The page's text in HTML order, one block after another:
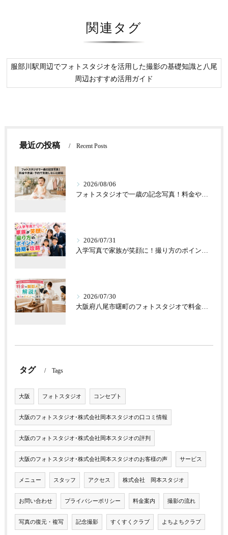
関連タグ
服部川駅周辺でフォトスタジオを活用した撮影の基礎知識と八尾
周辺おすすめ活用ガイド
最近の投稿 Recent Posts
2026/08/06
フォトスタジオで一歳の記念写真！料金や衣装・予約で失敗しない比較術
2026/07/31
2026/07/30
大阪府八尾市曙町のフォトスタジオで料金や撮影メニューを解説！魅力のポイントもご紹介
タグ Tags
大阪 フォトスタジオ コンセプト
大阪のフォトスタジオ･株式会社岡本スタジオの口コミ情報
大阪のフォトスタジオ･株式会社岡本スタジオの評判
大阪のフォトスタジオ･株式会社岡本スタジオのお客様の声 サービス
メニュー スタッフ アクセス 株式会社 岡本スタジオ
お問い合わせ プライバシーポリシー 料金案内 撮影の流れ
写真の復元・複写 記念撮影 すくすくクラブ よちよちクラブ